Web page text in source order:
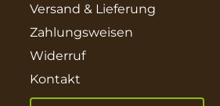
Versand & Lieferung
Zahlungsweisen
Widerruf
Kontakt